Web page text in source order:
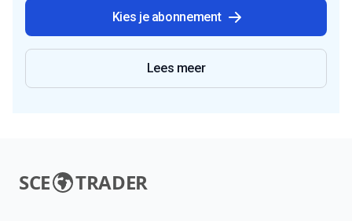
Kies je abonnement
Lees meer
SCE TRADER